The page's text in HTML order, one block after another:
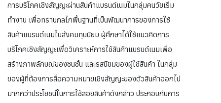
การบริโภคเชิงสัญญะผ่านสินค้าแบรนด์เนมในกลุ่มคนวัยเริ่ม
ทำงาน เพื่อทราบกลไกพื้นฐานที่เป็นพัฒนาการของการใช้
สินค้าแบรนด์เนมในสังคมทุนนิยม ผู้ศึกษาได้ใช้แนวคิดการ
บริโภคเชิงสัญญะเพื่อวิเคราะห์การใช้สินค้าแบรนด์เนมเพื่อ
สร้างภาพลักษณ์ของชนชั้น และรสนิยมของผู้ใช้สินค้า ในกลุ่ม
ของผู้ที่ต้องการสื่อความหมายเชิงสัญญะของตัวสินค้าออกไป
มากกว่าประโยชน์ในการใช้สอยสินค้าดังกล่าว ประกอบกับการ